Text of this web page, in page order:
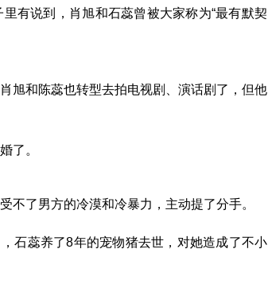
有说到，肖旭和石蕊曾被大家称为“最有默契
旭和陈蕊也转型去拍电视剧、演话剧了，但他
了。
不了男方的冷漠和冷暴力，主动提了分手。
石蕊养了8年的宠物猪去世，对她造成了不小